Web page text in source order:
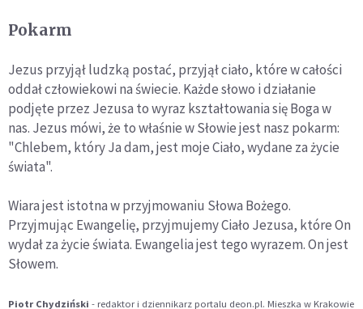
Pokarm
Jezus przyjął ludzką postać, przyjął ciało, które w całości
oddał człowiekowi na świecie. Każde słowo i działanie
podjęte przez Jezusa to wyraz kształtowania się Boga w
nas. Jezus mówi, że to właśnie w Słowie jest nasz pokarm:
"Chlebem, który Ja dam, jest moje Ciało, wydane za życie
świata".
Wiara jest istotna w przyjmowaniu Słowa Bożego.
Przyjmując Ewangelię, przyjmujemy Ciało Jezusa, które On
wydał za życie świata. Ewangelia jest tego wyrazem. On jest
Słowem.
Piotr Chydziński - redaktor i dziennikarz portalu deon.pl. Mieszka w Krakowie